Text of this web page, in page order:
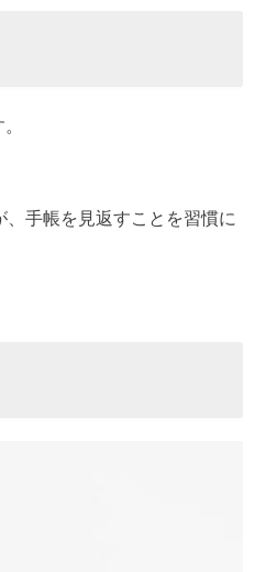
手帳を見返すことを習慣に